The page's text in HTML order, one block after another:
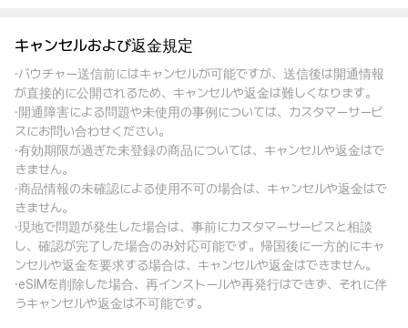
キャンセルおよび返金規定
·バウチャー送信前にはキャンセルが可能ですが、送信後は開通情報
が直接的に公開されるため、キャンセルや返金は難しくなります。
·開通障害による問題や未使用の事例については、カスタマーサービ
スにお問い合わせください。
·有効期限が過ぎた未登録の商品については、キャンセルや返金はで
きません。
·商品情報の未確認による使用不可の場合は、キャンセルや返金はで
きません。
·現地で問題が発生した場合は、事前にカスタマーサービスと相談
し、確認が完了した場合のみ対応可能です。帰国後に一方的にキャ
ンセルや返金を要求する場合は、キャンセルや返金はできません。
·eSIMを削除した場合、再インストールや再発行はできず、それに伴
うキャンセルや返金は不可能です。